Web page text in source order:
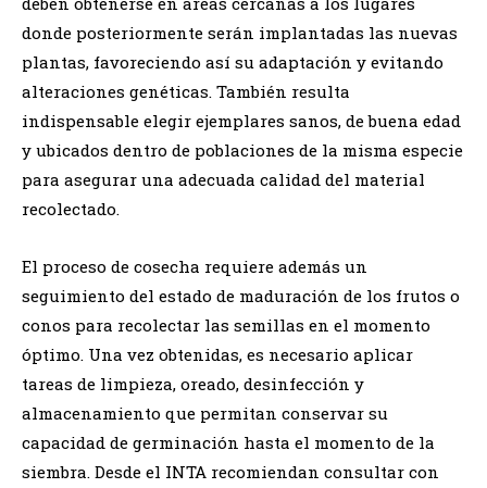
donde posteriormente serán implantadas las nuevas
plantas, favoreciendo así su adaptación y evitando
alteraciones genéticas. También resulta
indispensable elegir ejemplares sanos, de buena edad
y ubicados dentro de poblaciones de la misma especie
para asegurar una adecuada calidad del material
recolectado.
El proceso de cosecha requiere además un
seguimiento del estado de maduración de los frutos o
conos para recolectar las semillas en el momento
óptimo. Una vez obtenidas, es necesario aplicar
tareas de limpieza, oreado, desinfección y
almacenamiento que permitan conservar su
capacidad de germinación hasta el momento de la
siembra. Desde el INTA recomiendan consultar con